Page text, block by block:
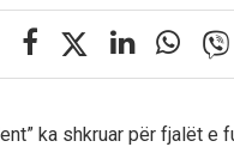
ka shkruar për fjalët